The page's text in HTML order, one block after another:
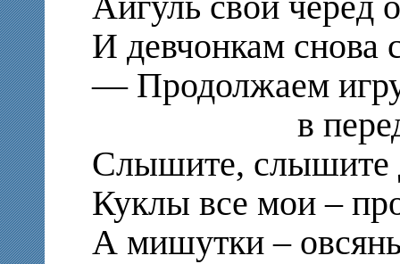
И девчонкам снова
— Продолжаем
в
Слышите, слышите
Куклы все мои –
А мишутки –